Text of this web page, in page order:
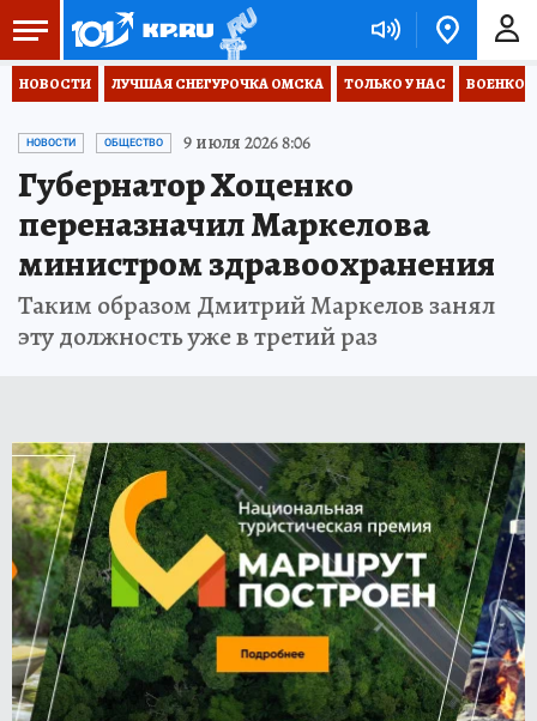
НОВОСТИ ЛУЧШАЯ СНЕГУРОЧКА ОМСКА ТОЛЬКО У НАС
НОВОСТИ ОБЩЕСТВО 9 июля 2026 8:06
Губернатор Хоценко
переназначил Маркелова
министром здравоохранения
Таким образом Дмитрий Маркелов занял
эту должность уже в третий раз